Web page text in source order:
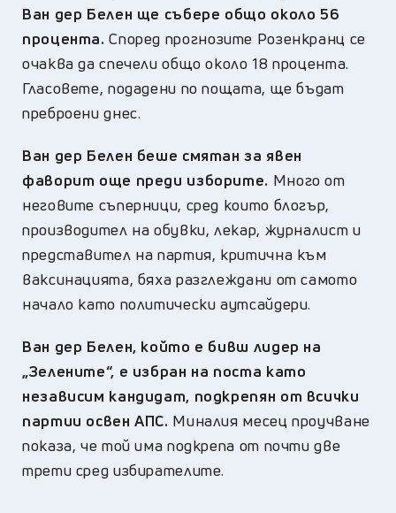
Ван дер Белен ще събере общо около 56
процента.Според прогнозите Розенкранц се
очаква да спечели общо около 18 процента.
Гласовете, подадени по пощата, ще бъдат
преброени днес.
Ван дер Белен беше смятан за явен
фаворит още преди изборите. Много от
неговите съперници, сред които блогър,
производител на обувки, лекар, журналист и
представител на партия, критична към
ваксинацията, бяха разглеждани от самото
начало като политически аутсайдери.
Ван дер Белен, който е бивш лидер на
„Зелените“, е избран на поста като
независим кандидат, подкрепян от всички
партии освен АПС. Миналия месец проучване
показа, че той има подкрепа от почти две
трети сред избирателите.